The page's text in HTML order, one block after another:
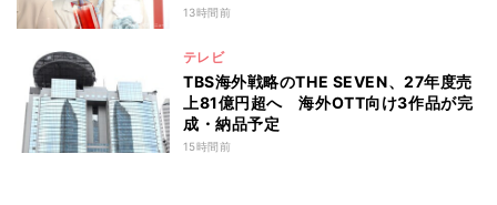
13時間前
テレビ
TBS海外戦略のTHE SEVEN、27年度売
上81億円超へ 海外OTT向け3作品が完
成・納品予定
15時間前